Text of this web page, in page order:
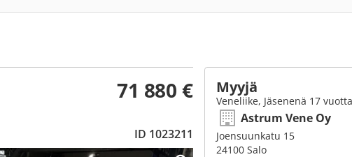
71 880 €
ID 1023211
Myyjä
Veneliike, Jäsenenä 17 vuotta
Astrum Vene Oy
Joensuunkatu 15
24100 Salo